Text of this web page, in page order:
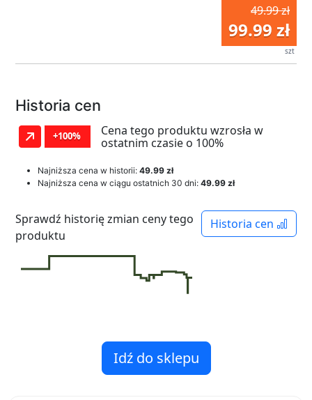
49.99 zł
99.99 zł
szt
Historia cen
+100%
Cena tego produktu wzrosła w
ostatnim czasie o 100%
Najniższa cena w historii: 49.99 zł
Najniższa cena w ciągu ostatnich 30 dni: 49.99 zł
Historia cen
Sprawdź historię zmian ceny tego
produktu
Idź do sklepu